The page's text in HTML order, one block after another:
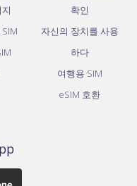
확인
자신의 장치를 사용
하다
여행용 SIM
eSIM 호환